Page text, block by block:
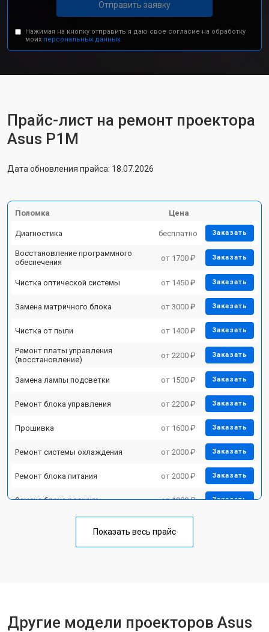
Отправить заявку
Нажимая на кнопку отправить я даю свое согласие на обработку
моих персональных данных.
Прайс-лист на ремонт проектора
Asus P1M
Дата обновления прайса: 18.07.2026
Поломка Цена
Диагностика бесплатно Заказать
Восстановление программного
обеспечения
от 1700 ₽ Заказать
Чистка оптической системы от 1450 ₽ Заказать
Замена матричного блока от 3000 ₽ Заказать
Чистка от пыли от 1400 ₽ Заказать
Ремонт платы управления
(восстановление)
от 2200 ₽ Заказать
Замена лампы подсветки от 1500 ₽ Заказать
Ремонт блока управления от 2200 ₽ Заказать
Прошивка от 1600 ₽ Заказать
Ремонт системы охлаждения от 2000 ₽ Заказать
Ремонт блока питания от 2000 ₽ Заказать
Замена блока розжига от 1900 ₽ Заказать
Показать весь прайс
Другие модели проекторов Asus